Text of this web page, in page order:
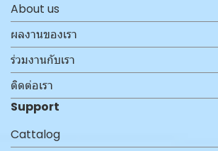
About us
ผลงานของเรา
ร่วมงานกับเรา
ติดต่อเรา
Support
Cattalog